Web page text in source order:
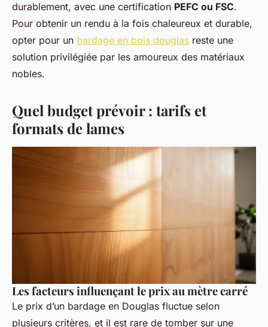
durablement, avec une certification PEFC ou FSC.
Pour obtenir un rendu à la fois chaleureux et durable,
opter pour un bardage en bois douglas reste une
solution privilégiée par les amoureux des matériaux
nobles.
Quel budget prévoir : tarifs et
formats de lames
Les facteurs influençant le prix au mètre carré
Le prix d’un bardage en Douglas fluctue selon
plusieurs critères, et il est rare de tomber sur une